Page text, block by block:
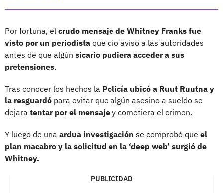
Por fortuna, el crudo mensaje de Whitney Franks fue
visto por un periodista que dio aviso a las autoridades
antes de que algún sicario pudiera acceder a sus
pretensiones.
Tras conocer los hechos la Policía ubicó a Ruut Ruutna y
la resguardó para evitar que algún asesino a sueldo se
dejara tentar por el mensaje y cometiera el crimen.
Y luego de una ardua investigación se comprobó que el
plan macabro y la solicitud en la ‘deep web’ surgió de
Whitney.
PUBLICIDAD